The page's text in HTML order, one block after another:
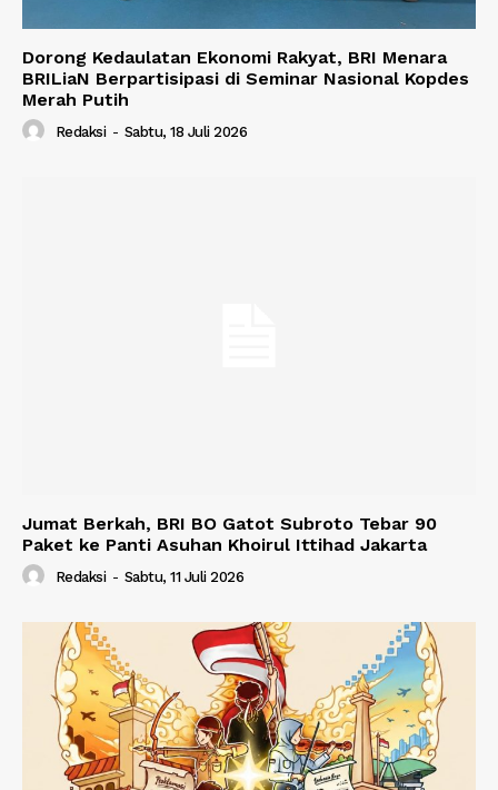
Dorong Kedaulatan Ekonomi Rakyat, BRI Menara
BRILiaN Berpartisipasi di Seminar Nasional Kopdes
Merah Putih
Redaksi - Sabtu, 18 Juli 2026
Jumat Berkah, BRI BO Gatot Subroto Tebar 90
Paket ke Panti Asuhan Khoirul Ittihad Jakarta
Redaksi - Sabtu, 11 Juli 2026